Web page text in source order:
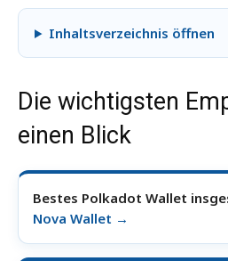
Inhaltsverzeichnis öffnen
Die wichtigsten
einen Blick
Bestes Polkadot Wallet
Nova Wallet →